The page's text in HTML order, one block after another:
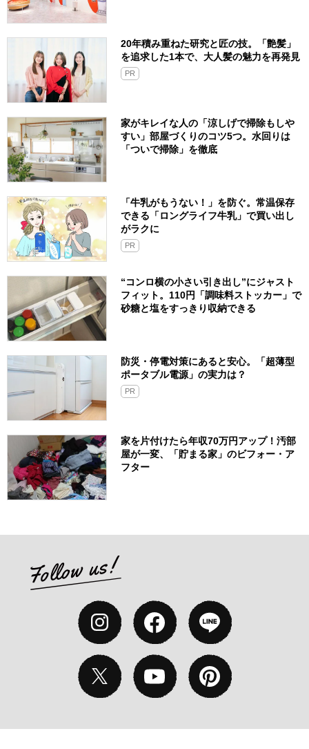
20年積み重ねた研究と匠の技。「艶髪」
を追求した1本で、大人髪の魅力を再発見
PR
家がキレイな人の「涼しげで掃除もしや
すい」部屋づくりのコツ5つ。水回りは
「ついで掃除」を徹底
「牛乳がもうない！」を防ぐ。常温保存
できる「ロングライフ牛乳」で買い出し
がラクに
PR
“コンロ横の小さい引き出し”にジャスト
フィット。110円「調味料ストッカー」で
砂糖と塩をすっきり収納できる
防災・停電対策にあると安心。「超薄型
ポータブル電源」の実力は？​
PR
家を片付けたら年収70万円アップ！汚部
屋が一変、「貯まる家」のビフォー・ア
フター